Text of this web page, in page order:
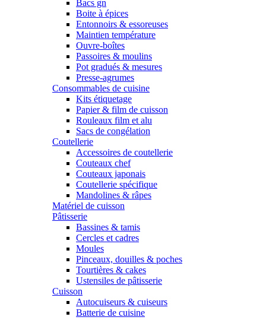
Bacs gn
Boite à épices
Entonnoirs & essoreuses
Maintien température
Ouvre-boîtes
Passoires & moulins
Pot gradués & mesures
Presse-agrumes
Consommables de cuisine
Kits étiquetage
Papier & film de cuisson
Rouleaux film et alu
Sacs de congélation
Coutellerie
Accessoires de coutellerie
Couteaux chef
Couteaux japonais
Coutellerie spécifique
Mandolines & râpes
Matériel de cuisson
Pâtisserie
Bassines & tamis
Cercles et cadres
Moules
Pinceaux, douilles & poches
Tourtières & cakes
Ustensiles de pâtisserie
Cuisson
Autocuiseurs & cuiseurs
Batterie de cuisine